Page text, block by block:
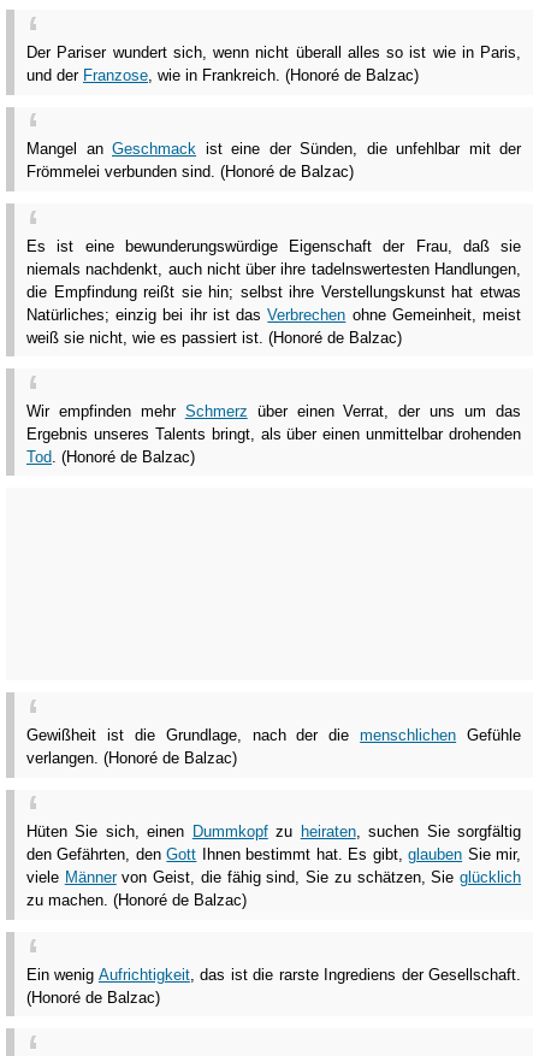
Der Pariser wundert sich, wenn nicht überall alles so ist wie in Paris,
und der Franzose, wie in Frankreich. (Honoré de Balzac)
Mangel an Geschmack ist eine der Sünden, die unfehlbar mit der
Frömmelei verbunden sind. (Honoré de Balzac)
Es ist eine bewunderungswürdige Eigenschaft der Frau, daß sie
niemals nachdenkt, auch nicht über ihre tadelnswertesten Handlungen,
die Empfindung reißt sie hin; selbst ihre Verstellungskunst hat etwas
Natürliches; einzig bei ihr ist dasVerbrechen ohne Gemeinheit, meist
weiß sie nicht, wie es passiert ist. (Honoré de Balzac)
Wir empfinden mehr Schmerz über einen Verrat, der uns um das
Ergebnis unseres Talents bringt, als über einen unmittelbar drohenden
Tod . (Honoré de Balzac)
Gewißheit ist die Grundlage, nach der diemenschlichen Gefühle
verlangen. (Honoré de Balzac)
Hüten Sie sich, einen Dummkopfzu heiraten, suchen Sie sorgfältig
den Gefährten, denGott Ihnen bestimmt hat. Es gibt,glauben Sie mir,
viele Männervon Geist, die fähig sind, Sie zu schätzen, Sieglücklich
zu machen. (Honoré de Balzac)
Ein wenig Aufrichtigkeit, das ist die rarste Ingrediens der Gesellschaft.
(Honoré de Balzac)